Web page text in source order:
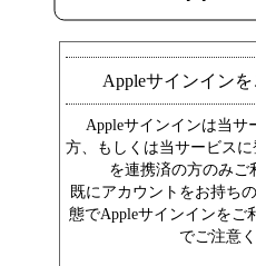
Appleサインイン
Appleサインインは当サ
方、もしくは当サービス
を連携済の方のみご
既にアカウントをお持ち
態でAppleサインインを
でご注意